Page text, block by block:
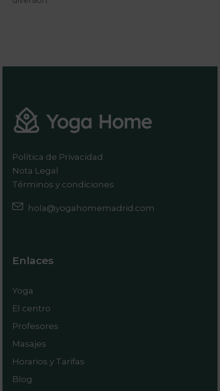
Política de Privacidad
Nota Legal
Términos y condiciones
hola@yogahomemadrid.com
Enlaces
Yoga
El centro
Profesores
Masajes
Horarios y Tarifas
Blog